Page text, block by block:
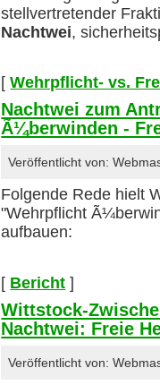
stellvertretender
Nachtwei,
[Wehrpflicht- vs.
Nachtwei zum
Ã¼berwinden -
Veröffentlicht von:
Folgende Rede hielt
"Wehrpflicht
aufbauen:
[ Bericht ]
Wittstock-
Nachtwei: Freie
Veröffentlicht von: